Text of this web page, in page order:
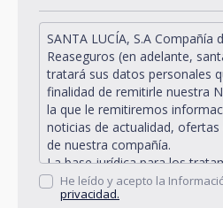
SANTA LUCÍA, S.A Compañía
Reaseguros (en adelante,
tratará sus datos personales
finalidad de remitirle nuestra
la que le remitiremos
noticias de actualidad,
de nuestra compañía.
La base jurídica para los
personales descritos se
gestión y desarrollo de la
He leído y acepto la
privacidad.